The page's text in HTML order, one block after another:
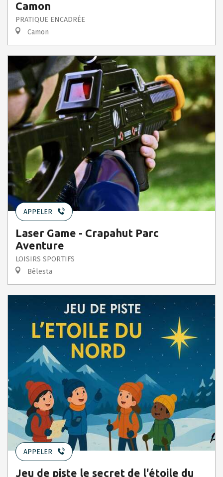
Camon
PRATIQUE ENCADRÉE
Camon
APPELER
Laser Game - Crapahut Parc
Aventure
LOISIRS SPORTIFS
Bélesta
APPELER
Jeu de piste le secret de l'étoile du